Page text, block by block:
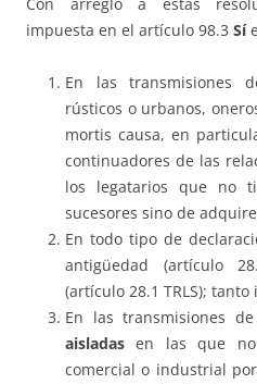
impuesta en el artículo 98.3 Sí
En las transmisiones
rústicos o urbanos,
mortis causa, en
continuadores de las
los legatarios que no
sucesores sino de
En todo tipo de
antigüedad (artículo
(artículo 28.1 TRLS);
En las transmisiones de
aisladas en las que
comercial o industrial